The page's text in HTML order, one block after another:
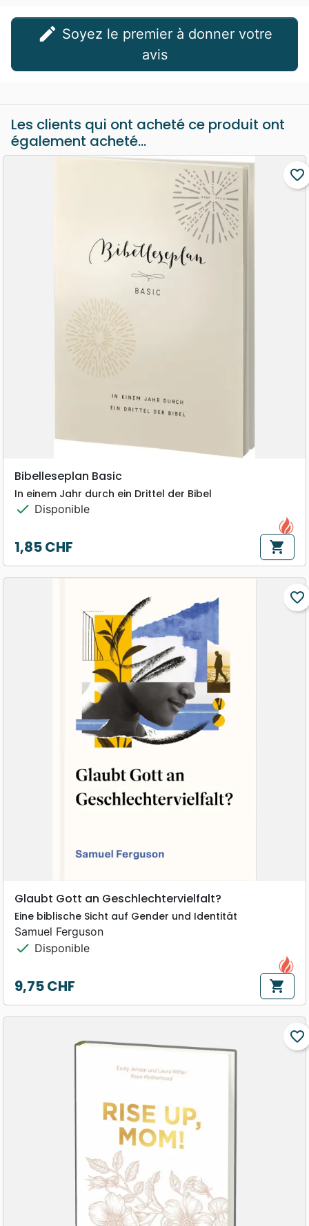
Theological Seminary* de Floride (États-
Unis) avec une thèse sur le deuxième temple
edit
avis
Les clients qui ont acheté ce produit ont
également acheté...
favorite_border
Bibelleseplan Basic
In einem Jahr durch ein Drittel der Bibel
check Disponible
Prix
1,85 CHF shopping_cart
favorite_border
Glaubt Gott an Geschlechtervielfalt?
Eine biblische Sicht auf Gender und Identität
Samuel Ferguson
check Disponible
Prix
9,75 CHF shopping_cart
favorite_border